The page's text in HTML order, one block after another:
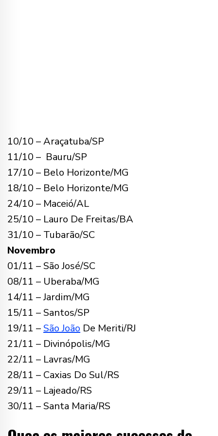
10/10 – Araçatuba/SP
11/10 – Bauru/SP
17/10 – Belo Horizonte/MG
18/10 – Belo Horizonte/MG
24/10 – Maceió/AL
25/10 – Lauro De Freitas/BA
31/10 – Tubarão/SC
Novembro
01/11 – São José/SC
08/11 – Uberaba/MG
14/11 – Jardim/MG
15/11 – Santos/SP
19/11 –São João De Meriti/RJ
21/11 – Divinópolis/MG
22/11 – Lavras/MG
28/11 – Caxias Do Sul/RS
29/11 – Lajeado/RS
30/11 – Santa Maria/RS